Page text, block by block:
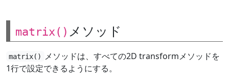
matrix() メソッド
matrix()
メソッドは、すべての2D transformメソッドを
1行で設定できるようにする。